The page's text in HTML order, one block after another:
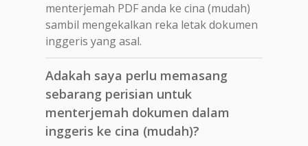
menterjemah PDF anda ke cina (mudah)
sambil mengekalkan reka letak dokumen
inggeris yang asal.
Adakah saya perlu memasang
sebarang perisian untuk
menterjemah dokumen dalam
inggeris ke cina (mudah)?